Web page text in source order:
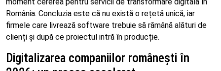
România. Concluzia este că nu există o rețetă unică, iar
firmele care livrează software trebuie să rămână alături de
clienți și după ce proiectul intră în producție.
Digitalizarea companiilor românești în